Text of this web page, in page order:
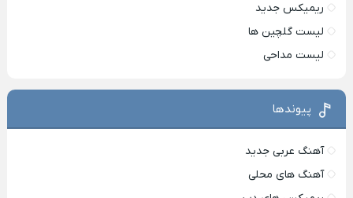
ریمیکس جدید
لیست گلچین ها
لیست مداحی
پیوندها
آهنگ عربی جدید
آهنگ های محلی